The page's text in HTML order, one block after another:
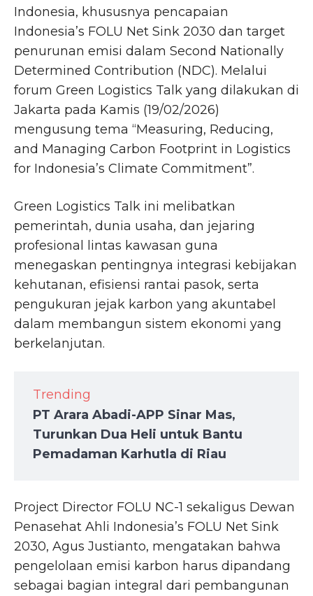
Indonesia, khususnya pencapaian
Indonesia’s FOLU Net Sink 2030 dan target
penurunan emisi dalam Second Nationally
Determined Contribution (NDC). Melalui
forum Green Logistics Talk yang dilakukan di
Jakarta pada Kamis (19/02/2026)
mengusung tema “Measuring, Reducing,
and Managing Carbon Footprint in Logistics
for Indonesia’s Climate Commitment”.
Green Logistics Talk ini melibatkan
pemerintah, dunia usaha, dan jejaring
profesional lintas kawasan guna
menegaskan pentingnya integrasi kebijakan
kehutanan, efisiensi rantai pasok, serta
pengukuran jejak karbon yang akuntabel
dalam membangun sistem ekonomi yang
berkelanjutan.
Trending
PT Arara Abadi-APP Sinar Mas,
Turunkan Dua Heli untuk Bantu
Pemadaman Karhutla di Riau
Project Director FOLU NC-1 sekaligus Dewan
Penasehat Ahli Indonesia’s FOLU Net Sink
2030, Agus Justianto, mengatakan bahwa
pengelolaan emisi karbon harus dipandang
sebagai bagian integral dari pembangunan